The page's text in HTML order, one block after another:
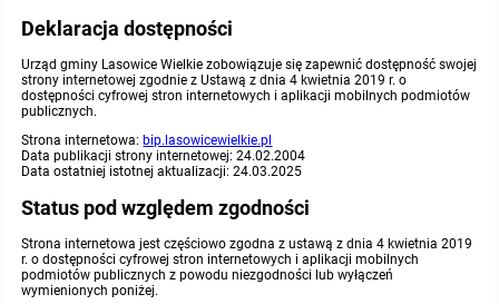
Protokoły z posiedzeń sesji 2023
Protokoły z posiedzeń sesji 2022
Protokoły z posiedzeń sesji 2021
Protokoły z posiedzeń sesji 2020
Protokoły z posiedzeń sesji 2019
Wspólne posiedzenia Komisji Rady Gminy Lasowice Wielkie
Doraźna komisji ds. wyboru ławników
Uchwały Rady Gminy 2009-2014
Uchwały Rady Gminy do 2007
Informacje o finansach publicznych
Opinie Regionalnej Izby Obrachunkowej
Strategia rozwoju
Regulamin organizacyjny
Gospodarka przestrzenna
Raport dostępności
Kogo dotyczy BIP?
Co powinien zawierać BIP?
Podstawy prawne
Formularz oświadczenia BIP
MENU PRZEDMIOTOWE
Instytucje Gminne
JEDNOSTKI ORGANIZACYJNE
Ośrodek Pomocy Społecznej
Zespół Szkolno-Przedszkolny w Chocianowicach
Sołectwa
Zarządzenia Wójta
Zarządzenia Wójta 2024-2029
Zarządzenia Wójta 2018-2023
Podatki i opłaty
Formularze na podatki lokalne obowiązujące od 1 lipca 2019 r.
Preferencyjny zakup węgla
Deklaracja dostępności
Urząd gminy Lasowice Wielkie zobowiązuje się zapewnić dostępność swojej
strony internetowej zgodnie z Ustawą z dnia 4 kwietnia 2019 r. o
dostępności cyfrowej stron internetowych i aplikacji mobilnych podmiotów
publicznych.
Strona internetowa:bip.lasowicewielkie.pl
Data publikacji strony internetowej:24.02.2004
Data ostatniej istotnej aktualizacji:24.03.2025
Status pod względem zgodności
Strona internetowa jestczęściowo zgodna z ustawą z dnia 4 kwietnia 2019
r. o dostępności cyfrowej stron internetowych i aplikacji mobilnych
podmiotów publicznych z powodu niezgodności lub wyłączeń
wymienionych poniżej.